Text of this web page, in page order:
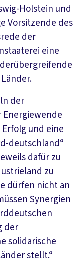
Holstein und
Vorsitzende des
der
eine
der
und eine
deutschland“
dafür zu
zu
dürfen nicht an
Synergien
der
solidarische
stellt.“